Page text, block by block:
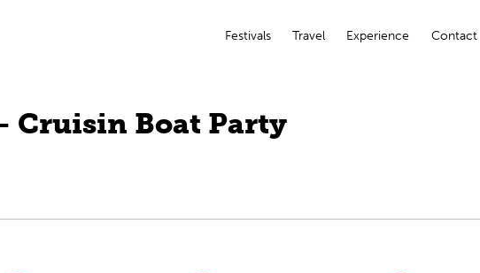
Festivals Travel Experience Contact
Cruisin Boat Party